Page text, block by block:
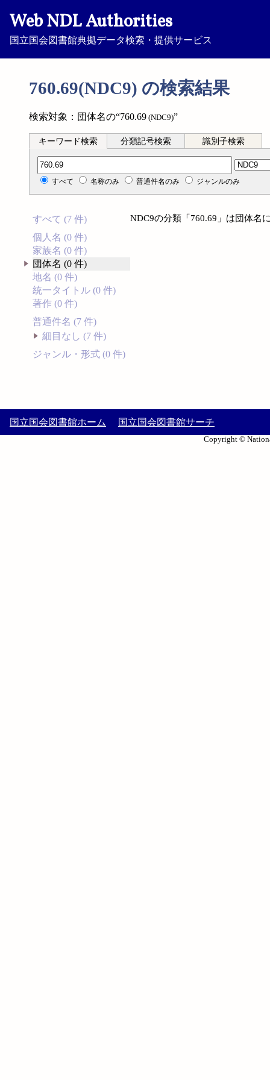
Web NDL Authorities
国立国会図書館典拠データ検索・提供サービス
760.69(NDC9) の検索結果
検索対象：団体名の“760.69 (NDC9)”
キーワード検索 分類記号検索 識別子検索
分類記号検索
すべて 名称のみ 普通件名のみ ジャンルのみ
すべて (7 件)
個人名 (0 件)
家族名 (0 件)
団体名 (0 件)
地名 (0 件)
統一タイトル (0 件)
著作 (0 件)
普通件名 (7 件)
細目なし (7 件)
ジャンル・形式 (0 件)
NDC9の分類「760.69」は団体名
国立国会図書館ホーム 国立国会図書館サーチ
Copyright ©